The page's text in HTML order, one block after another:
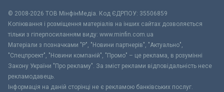
© 2008-2026 ТОВ МiнфiнМедiа. Код ЄДРПОУ: 35506859
Копіювання і розміщення матеріалів на інших сайтах дозволяється
тільки з гіперпосиланням виду: www.minfin.com.ua
Матеріали з позначками "Р", "Новини партнерів", "Актуально",
"Спецпроект", "Новини компаній", "Промо" – це реклама, в розумінні
Закону України "Про рекламу". За зміст реклами відповідальність несе
рекламодавець.
Інформація на даній сторінці не є рекламою банківських послуг.